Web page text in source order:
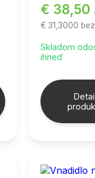
€ 38,50
€ 31,3000
Skladom
ihneď